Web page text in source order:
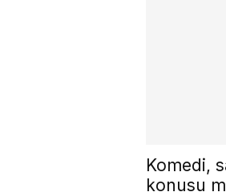
Komedi,
konusu